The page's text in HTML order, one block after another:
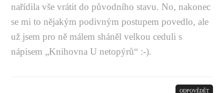
nařídila vše vrátit do původního stavu. No, nakonec
se mi to nějakým podivným postupem povedlo, ale
už jsem pro ně málem sháněl velkou ceduli s
nápisem „Knihovna U netopýrů“ :-).
ODPOVĚDĚT